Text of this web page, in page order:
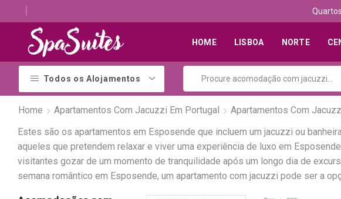
HOME LISBOA NORTE
Todos os Alojamentos
Home Apartamentos Com Jacuzzi Em Portugal Apartamentos Com
Estes são os apartamentos em Esposende que incluem um jacuzzi ou
aqueles que pretendem relaxar e viver uma experiência de luxo em
visitantes gozar de um momento de tranquilidade após um longo dia de
semana romântico em Esposende, um apartamento com jacuzzi pode ser a